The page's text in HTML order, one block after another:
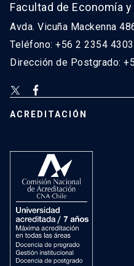
Facultad de Economía
Avda. Vicuña Mackenna
Teléfono: +56 2 2354 4303
Dirección de Postgrado:
ACREDITACIÓN